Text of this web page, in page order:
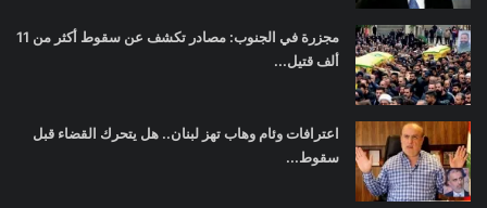
مجزرة في الجنوب: مصادر تكشف عن سقوط أكثر من 11
ألف قتيل...
اعترافات وئام وهاب تهز لبنان.. هل يتحرك القضاء قبل
سقوط...